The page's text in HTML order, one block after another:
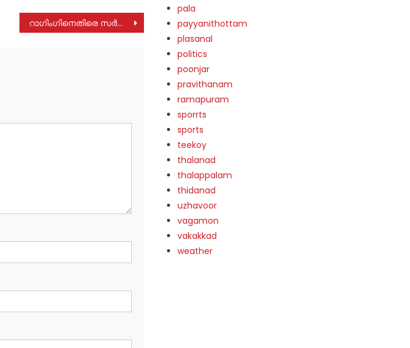
റാഗിംഗിനെതിരെ സര്‍ക്കാര്‍ കര്‍ശന നടപടി സ്വീകരിക്കുന്നില്ല; നിയമ സേവന അതോറിറ്റി ഹൈക്കോടതിയില്‍
pala
payyanithottam
plasanal
politics
poonjar
pravithanam
ramapuram
sporrts
sports
teekoy
thalanad
thalappalam
thidanad
uzhavoor
vagamon
vakakkad
weather